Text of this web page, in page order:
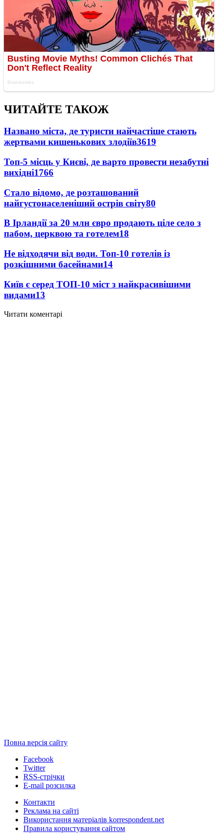
ЧИТАЙТЕ ТАКОЖ
Названо міста, де туристи найчастіше стають
жертвами кишенькових злодіїв3619
Топ-5 місць у Києві, де варто провести незабутні
вихідні1766
Стало відомо, де розташований
найгустонаселеніший острів світу80
В Ірландії за 20 млн євро продають ціле село з
пабом, церквою та готелем18
Не відходячи від води. Топ-10 готелів із
розкішними басейнами14
Київ є серед ТОП-10 міст з найкрасивішими
видами13
Читати коментарі
Повна версія сайту
Facebook
Twitter
RSS-стрічки
E-mail розсилка
Контакти
Реклама на сайті
Використання матеріалів korrespondent.net
Правила користування сайтом